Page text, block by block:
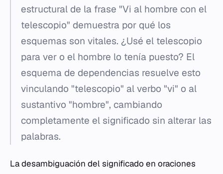
estructural de la frase "Vi al hombre con el
telescopio" demuestra por qué los
esquemas son vitales. ¿Usé el telescopio
para ver o el hombre lo tenía puesto? El
esquema de dependencias resuelve esto
vinculando "telescopio" al verbo "vi" o al
sustantivo "hombre", cambiando
completamente el significado sin alterar las
palabras.
La desambiguación del significado en oraciones